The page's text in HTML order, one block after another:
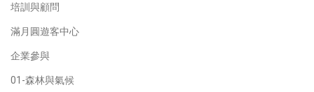
培訓與顧問
滿月圓遊客中心
企業參與
01-森林與氣候